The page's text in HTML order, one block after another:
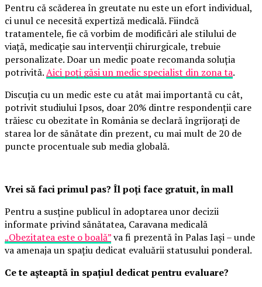
Pentru că scăderea în greutate nu este un efort individual,
ci unul ce necesită expertiză medicală. Fiindcă
tratamentele, fie că vorbim de modificări ale stilului de
viață, medicație sau intervenții chirurgicale, trebuie
personalizate. Doar un medic poate recomanda soluția
potrivită.Aici poți găsi un medic specialist din zona ta.
Discuția cu un medic este cu atât mai importantă cu cât,
potrivit studiului Ipsos, doar 20% dintre respondenții care
trăiesc cu obezitate în România se declară îngrijorați de
starea lor de sănătate din prezent, cu mai mult de 20 de
puncte procentuale sub media globală.
Vrei să faci primul pas? Îl poți face gratuit, în mall
Pentru a susține publicul în adoptarea unor decizii
informate privind sănătatea, Caravana medicală
„Obezitatea este o boală”va fi prezentă în Palas Iași – unde
va amenaja un spațiu dedicat evaluării statusului ponderal.
Ce te așteaptă în spațiul dedicat pentru evaluare?